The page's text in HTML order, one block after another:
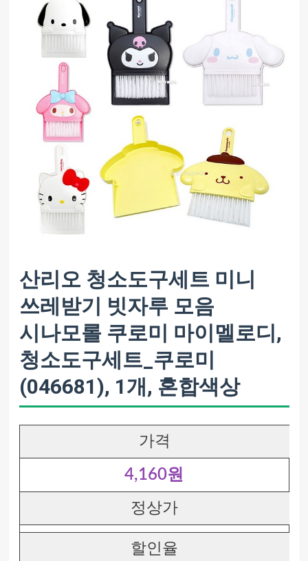
산리오 청소도구세트 미니
쓰레받기 빗자루 모음
시나모롤 쿠로미 마이멜로디,
청소도구세트_쿠로미
(046681), 1개, 혼합색상
가격
4,160원
정상가
할인율